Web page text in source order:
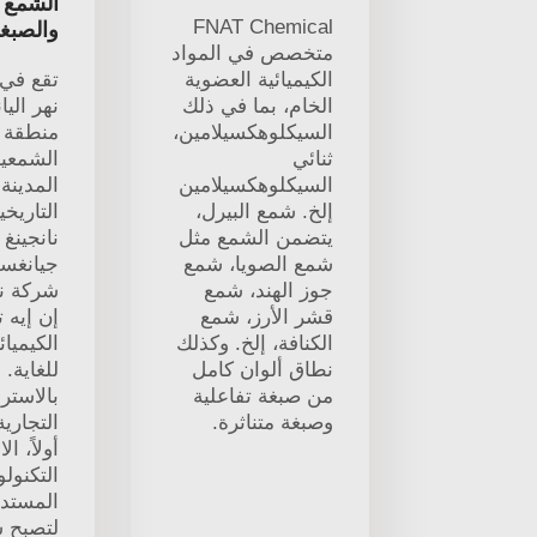
FNAT Chemical
متخصص في المواد
الكيميائية العضوية
الخام، بما في ذلك
السيكلوهكسيلامين،
ثنائي
السيكلوهكسيلامين
إلخ. شمع البيرل،
يتضمن الشمع مثل
شمع الصويا، شمع
جوز الهند، شمع
قشر الأرز، شمع
الكنافة، إلخ. وكذلك
نطاق ألوان كامل
من صبغة تفاعلية
وصبغة متناثرة.
تقع
نهر
منطقة
شركة
إن
أولاً،